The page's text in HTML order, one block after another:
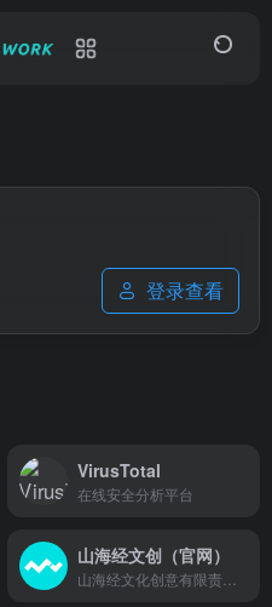
登录查看
VirusTotal
在线安全分析平台
山海经文创（官网）